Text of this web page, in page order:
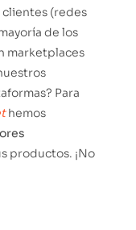
(redes
de los
marketplaces
Para
hemos
productos. ¡No